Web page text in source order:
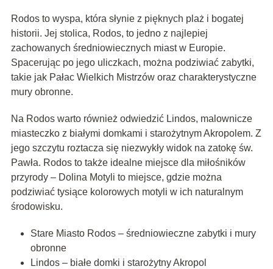
Rodos to wyspa, która słynie z pięknych plaż i bogatej
historii. Jej stolica, Rodos, to jedno z najlepiej
zachowanych średniowiecznych miast w Europie.
Spacerując po jego uliczkach, można podziwiać zabytki,
takie jak Pałac Wielkich Mistrzów oraz charakterystyczne
mury obronne.
Na Rodos warto również odwiedzić Lindos, malownicze
miasteczko z białymi domkami i starożytnym Akropolem. Z
jego szczytu roztacza się niezwykły widok na zatokę św.
Pawła. Rodos to także idealne miejsce dla miłośników
przyrody – Dolina Motyli to miejsce, gdzie można
podziwiać tysiące kolorowych motyli w ich naturalnym
środowisku.
Stare Miasto Rodos – średniowieczne zabytki i mury
obronne
Lindos – białe domki i starożytny Akropol